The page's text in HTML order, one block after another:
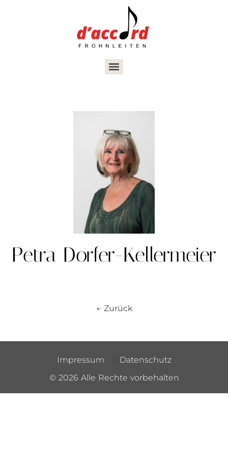
Petra Dorfer-Kellermeier
← Zurück
Impressum
Datenschutz
© 2026 Alle Rechte vorbehalten